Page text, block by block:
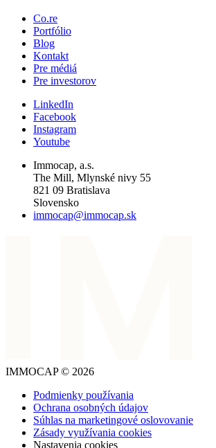
Co.re
Portfólio
Blog
Kontakt
Pre médiá
Pre investorov
LinkedIn
Facebook
Instagram
Youtube
Immocap, a.s.
The Mill, Mlynské nivy 55
821 09 Bratislava
Slovensko
immocap@immocap.sk
IMMOCAP © 2026
Podmienky používania
Ochrana osobných údajov
Súhlas na marketingové oslovovanie
Zásady využívania cookies
Nastavenia cookies